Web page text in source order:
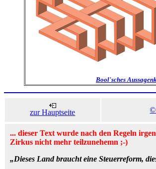
Bool'sches
zur Hauptseite ©
... dieser Text wurde nach den Regeln
Zirkus nicht mehr teilzunehemn ;-)
„Dieses Land braucht eine Steuerreform,